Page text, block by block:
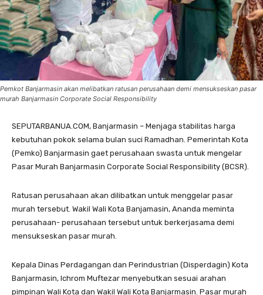
Pemkot Banjarmasin akan melibatkan ratusan perusahaan demi mensukseskan pasar
murah Banjarmasin Corporate Social Responsibility
SEPUTARBANUA.COM, Banjarmasin – Menjaga stabilitas harga
kebutuhan pokok selama bulan suci Ramadhan. Pemerintah Kota
(Pemko) Banjarmasin gaet perusahaan swasta untuk mengelar
Pasar Murah Banjarmasin Corporate Social Responsibility (BCSR).
Ratusan perusahaan akan dilibatkan untuk menggelar pasar
murah tersebut. Wakil Wali Kota Banjamasin, Ananda meminta
perusahaan- perusahaan tersebut untuk berkerjasama demi
mensukseskan pasar murah.
Kepala Dinas Perdagangan dan Perindustrian (Disperdagin) Kota
Banjarmasin, Ichrom Muftezar menyebutkan sesuai arahan
pimpinan Wali Kota dan Wakil Wali Kota Banjarmasin. Pasar murah